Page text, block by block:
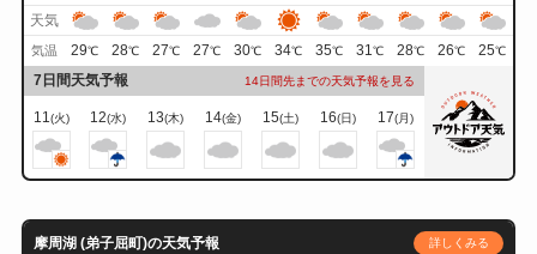
天気
気温 29℃ 28℃ 27℃ 27℃ 30℃ 34℃ 35℃ 31℃ 28℃ 26℃ 25℃
7日間天気予報 14日間先までの天気予報を見る
11(火) 12(水) 13(木) 14(金) 15(土) 16(日) 17(月)
摩周湖 (弟子屈町)の天気予報 詳しくみる